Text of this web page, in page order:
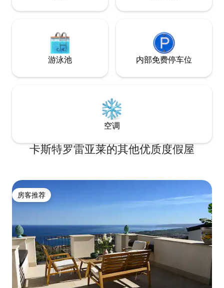
游泳池 内部免费停车位
空调
卡斯特罗雷亚莱的其他优质度假屋
房客推荐
房客推荐